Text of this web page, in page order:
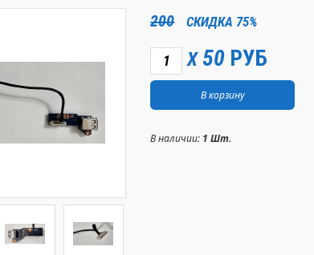
200 СКИДКА 75%
X 50 РУБ
В наличии: 1 Шт.